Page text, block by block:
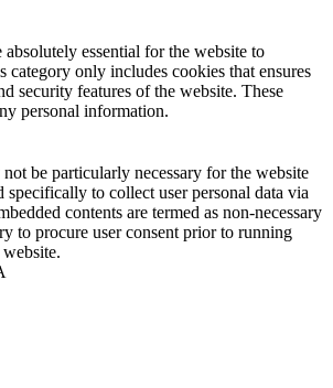
absolutely essential for the website to
category only includes cookies that ensures
security features of the website. These
personal information.
be particularly necessary for the website
specifically to collect user personal data via
contents are termed as non-necessary
to procure user consent prior to running